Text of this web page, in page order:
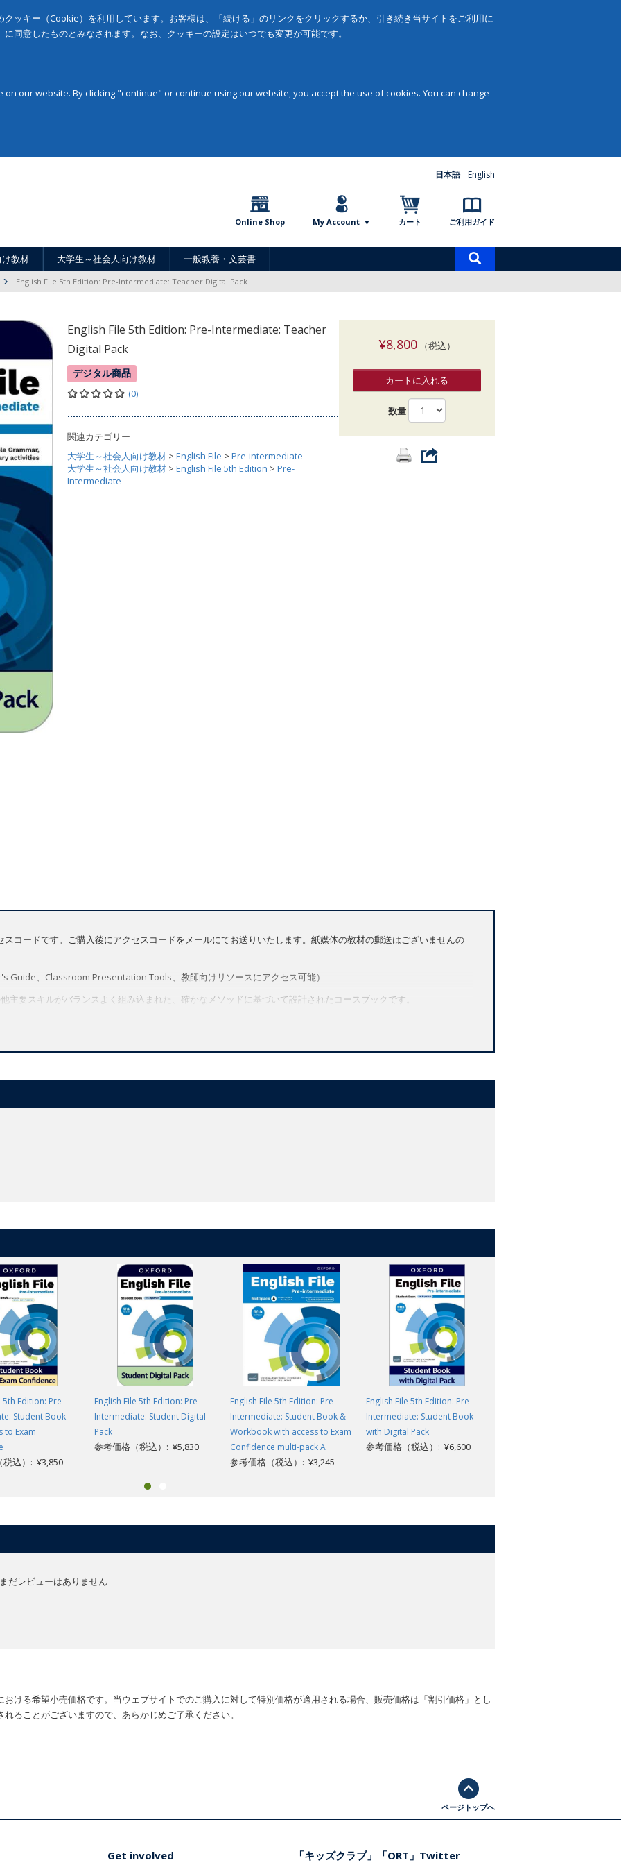
ッキー（Cookie）を利用しています。お客様は、「続ける」のリンクをクリックするか、引き続き当サイトをご利用に
同意したものとみなされます。なお、クッキーの設定はいつでも変更が可能です。
our website. By clicking "continue" or continue using our website, you accept the use of cookies. You can change
日本語 English
Online Shop My Account カート ご利用ガイド
教材 大学生～社会人向け教材 一般教養・文芸書
索
English File 5th Edition: Pre-Intermediate: Teacher Digital Pack
English File 5th Edition: Pre-Intermediate: Teacher
Digital Pack
デジタル商品
(0)
関連カテゴリー
大学生～社会人向け教材 > English File > Pre-intermediate
大学生～社会人向け教材 > English File 5th Edition > Pre-
Intermediate
¥8,800（税込）
カートに入れる
数量
コードです。ご購入後にアクセスコードをメールにてお送りいたします。紙媒体の教材の郵送はございませんの
Guide、Classroom Presentation Tools、教師向けリソースにアクセス可能）
主要スキルがバランスよく組み込まれた、確かなメソッドに基づいて設計されたコースブックです。
5th Edition: Pre-
Student Book
to Exam
税込）: ¥3,850
English File 5th Edition: Pre-
Intermediate: Student Digital
Pack
参考価格（税込）: ¥5,830
English File 5th Edition: Pre-
Intermediate: Student Book &
Workbook with access to Exam
Confidence multi-pack A
参考価格（税込）: ¥3,245
English File 5th Edition: Pre-
Intermediate: Student Book
with Digital Pack
参考価格（税込）: ¥6,600
まだレビューはありません
ける希望小売価格です。当ウェブサイトでのご購入に対して特別価格が適用される場合、販売価格は「割引価格」とし
ることがございますので、あらかじめご了承ください。
ページトップへ
Get involved 「キッズクラブ」「ORT」Twitter